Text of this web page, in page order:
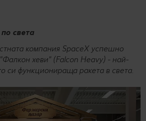
света
компания SpaceX успешно
хеви" (Falcon Heavy) - най-
си функционираща ракета в света.